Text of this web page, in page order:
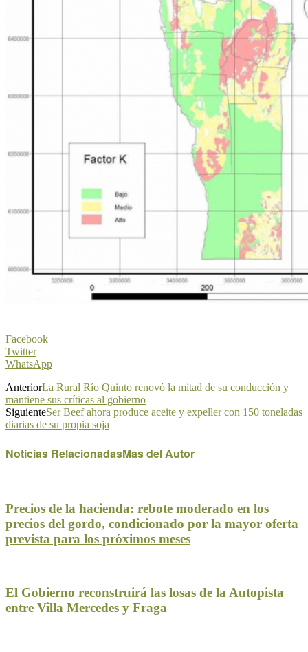
Facebook
Twitter
WhatsApp
AnteriorLa Rural Río Quinto renovó la mitad de su conducción y
mantiene sus críticas al gobierno
SiguienteSer Beef ahora produce aceite y expeller con 150 toneladas
diarias de su propia soja
Noticias RelacionadasMas del Autor
Precios de la hacienda: rebote moderado en los
precios del gordo, condicionado por la mayor oferta
prevista para los próximos meses
El Gobierno reconstruirá las losas de la Autopista
entre Villa Mercedes y Fraga